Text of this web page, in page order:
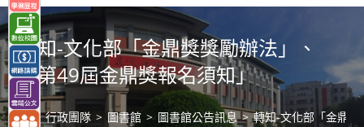
內
容 轉知-文化部「金鼎獎獎勵辦法」、
「第49屆金鼎獎報名須知」
> 行政團隊 > 圖書館 > 圖書館公告訊息 > 轉知-文化部「金鼎